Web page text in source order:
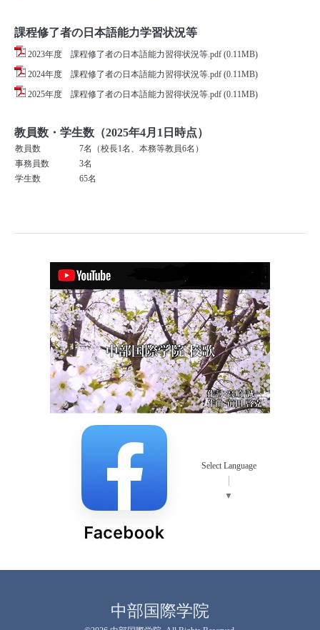
課程修了者の日本語能力学習状況等
2023年度 課程修了者の日本語能力習得状況等.pdf (0.11MB)
2024年度 課程修了者の日本語能力習得状況等.pdf (0.11MB)
2025年度 課程修了者の日本語能力習得状況等.pdf (0.11MB)
教員数・学生数（2025年4月1日時点）
教員数
7名（校長1名、本務等教員6名）
事務員数
3名
学生数
65名
Select Language
▼
中部国際学院